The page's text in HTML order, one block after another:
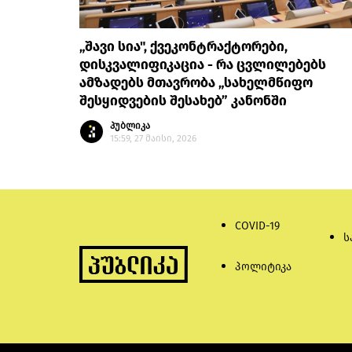
„შავი სია", ქვეკონტრაქტორები,
დისკვალიფიკაცია - რა ცვლილებებს
ამზადებს მთავრობა „სახელმწიფო
შესყიდვების შესახებ” კანონში
პუბლიკა
15:59, 27 მაისი, 2026
COVID-19
პოლიტიკა